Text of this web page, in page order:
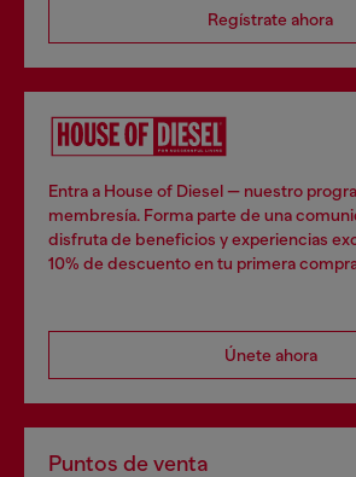
Regístrate ahora
Entra a House of Diesel — nuestro
membresía. Forma parte de una
disfruta de beneficios y experiencias
10% de descuento en tu primera
Únete ahora
Puntos de venta